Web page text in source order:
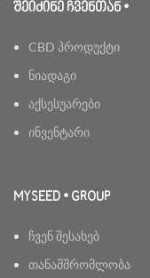
ᲨᲔᲘᲫᲘᲜᲔ ᲩᲕᲔᲜᲗᲐᲜ •
CBD პროდუქტი
ნიადაგი
აქსესუარები
ინვენტარი
MYSEED • GROUP
ჩვენ შესახებ
თანამშრომლობა